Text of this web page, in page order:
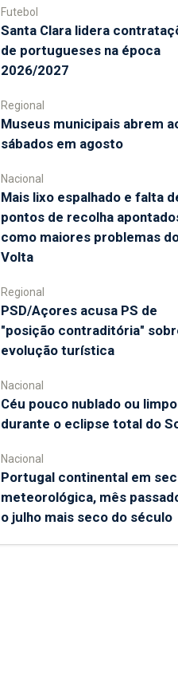
Futebol
Santa Clara lidera
de portugueses na época
2026/2027
Regional
Museus municipais abrem
sábados em agosto
Nacional
Mais lixo espalhado e falta
pontos de recolha
como maiores problemas
Volta
Regional
PSD/Açores acusa PS de
"posição contraditória"
evolução turística
Nacional
Céu pouco nublado ou limpo
durante o eclipse total do
Nacional
Portugal continental em
meteorológica, mês
o julho mais seco do século